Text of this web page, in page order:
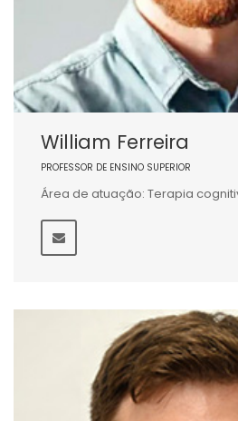
William Ferreira
PROFESSOR DE ENSINO SUPERIOR
Área de atuação: Terapia